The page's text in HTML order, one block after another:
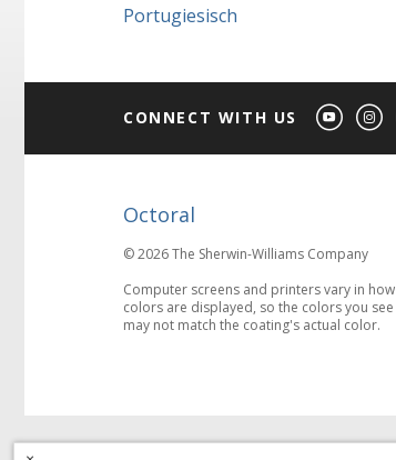
Portugiesisch
CONNECT WITH US
Octoral
© 2026 The Sherwin-Williams Company
Computer screens and printers vary in how
colors are displayed, so the colors you see
may not match the coating's actual color.